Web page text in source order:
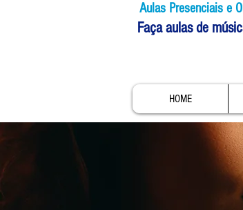
Aulas Presenciais e
Faça aulas de
HOME